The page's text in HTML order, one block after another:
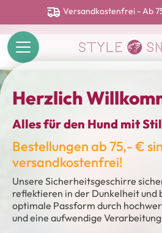
Versandkostenfrei - Ab
Herzlich
Alles für den Hund mit
Bestellungen ab 75,- €
versandkostenfrei!
Unsere Sicherheitsgeschirre
reflektieren in der Dunkelheit und
optimale Passform durch
und eine aufwendige